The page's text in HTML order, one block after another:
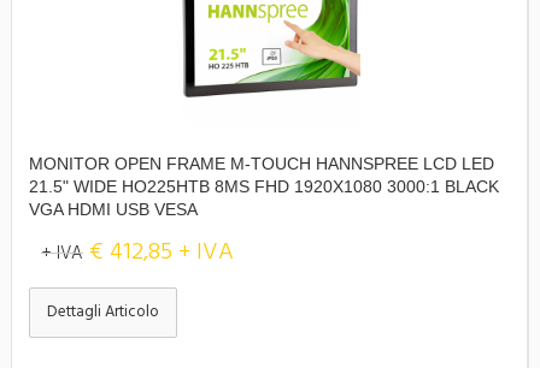
MONITOR OPEN FRAME M-TOUCH HANNSPREE LCD LED
21.5" WIDE HO225HTB 8MS FHD 1920X1080 3000:1 BLACK
VGA HDMI USB VESA
+ IVA € 412,85 + IVA
Dettagli Articolo